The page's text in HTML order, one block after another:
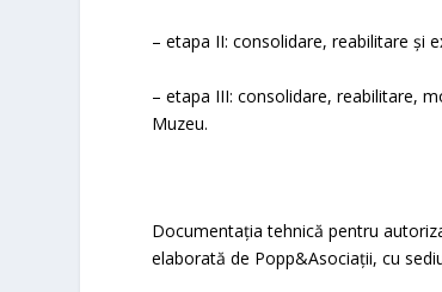
– etapa II: consolidare, reabilitare și
– etapa III: consolidare, reabilitare,
Muzeu.
Documentația tehnică pentru
elaborată de Popp&Asociații, cu